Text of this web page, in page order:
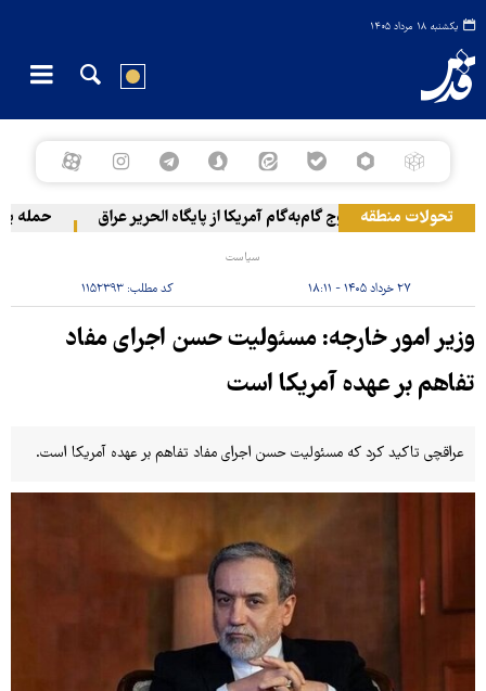
یکشنبه ۱۸ مرداد ۱۴۰۵
تحولات منطقهخروج گام‌به‌گام آمریکا از پایگاه الحریر عراق حمله یمن
سیاست
۲۷ خرداد ۱۴۰۵ - ۱۸:۱۱ کد مطلب:۱۱۵۲۳۹۳
وزیر امور خارجه: مسئولیت حسن اجرای مفاد
تفاهم بر عهده آمریکا است
عراقچی تاکید کرد که مسئولیت حسن اجرای مفاد تفاهم بر عهده آمریکا است.